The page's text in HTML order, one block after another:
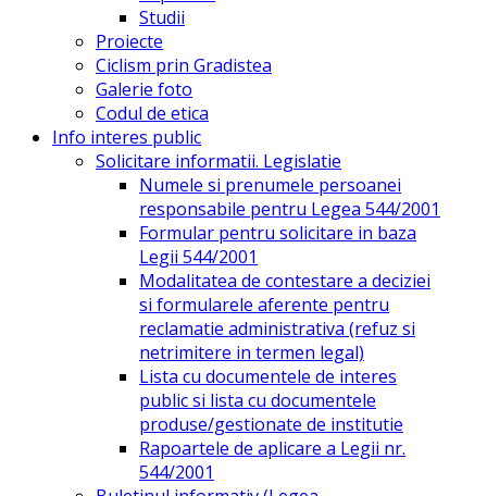
Studii
Proiecte
Ciclism prin Gradistea
Galerie foto
Codul de etica
Info interes public
Solicitare informatii. Legislatie
Numele si prenumele persoanei
responsabile pentru Legea 544/2001
Formular pentru solicitare in baza
Legii 544/2001
Modalitatea de contestare a deciziei
si formularele aferente pentru
reclamatie administrativa (refuz si
netrimitere in termen legal)
Lista cu documentele de interes
public si lista cu documentele
produse/gestionate de institutie
Rapoartele de aplicare a Legii nr.
544/2001